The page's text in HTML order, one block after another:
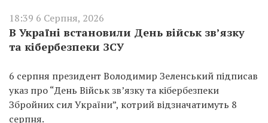
18:39 6 Серпня, 2026
В Україні встановили День військ зв’язку
та кібербезпеки ЗСУ
6 серпня президент Володимир Зеленський підписав
указ про “День Військ зв’язку та кібербезпеки
Збройних сил України”, котрий відзначатимуть 8
серпня.